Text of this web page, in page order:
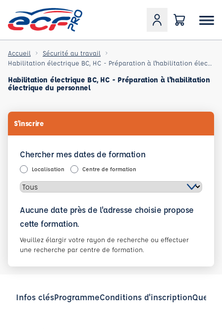
Accueil
Sécurité au travail
Habilitation électrique BC, HC - Préparation à l'habilitation
électrique du personnel
S'inscrire
Chercher mes dates de formation
Localisation Centre de formation
Aucune date près de l'adresse choisie propose
cette formation.
Veuillez élargir votre rayon de recherche ou effectuer
une recherche par centre de formation.
Infos clésProgrammeConditions d'inscription